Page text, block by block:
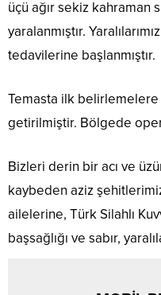
üçü ağır sekiz kahraman
yaralanmıştır.
tedavilerine başlanmıştır.
Temasta ilk
getirilmiştir. Bölgede
Bizleri derin bir acı ve
kaybeden aziz
ailelerine, Türk Silahlı
başsağlığı ve sabır,